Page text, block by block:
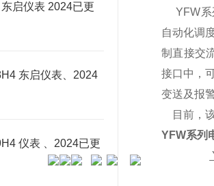
启仪表 2024已更
东启仪表、2024
仪表 、2024已更
YFW
自动化调
制直接交
接口中，
变送及报
目前，
YFW系列